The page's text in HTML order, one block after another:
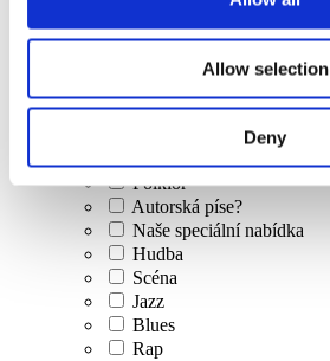
Allow selection
Deny
Klasická hudba
Rocková hudba
Folklor
Autorská píse?
Naše speciální nabídka
Hudba
Scéna
Jazz
Blues
Rap